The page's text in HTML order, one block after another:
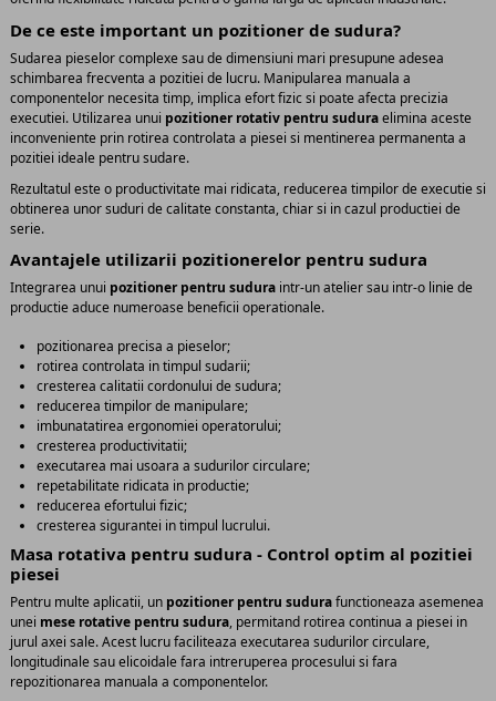
De ce este important un pozitioner de sudura?
Sudarea pieselor complexe sau de dimensiuni mari presupune adesea
schimbarea frecventa a pozitiei de lucru. Manipularea manuala a
componentelor necesita timp, implica efort fizic si poate afecta precizia
executiei. Utilizarea unui pozitioner rotativ pentru suduraelimina aceste
inconveniente prin rotirea controlata a piesei si mentinerea permanenta a
pozitiei ideale pentru sudare.
Rezultatul este o productivitate mai ridicata, reducerea timpilor de executie si
obtinerea unor suduri de calitate constanta, chiar si in cazul productiei de
serie.
Avantajele utilizarii pozitionerelor pentru sudura
Integrarea unui pozitioner pentru sudura intr-un atelier sau intr-o linie de
productie aduce numeroase beneficii operationale.
pozitionarea precisa a pieselor;
rotirea controlata in timpul sudarii;
cresterea calitatii cordonului de sudura;
reducerea timpilor de manipulare;
imbunatatirea ergonomiei operatorului;
cresterea productivitatii;
executarea mai usoara a sudurilor circulare;
repetabilitate ridicata in productie;
reducerea efortului fizic;
cresterea sigurantei in timpul lucrului.
Masa rotativa pentru sudura - Control optim al pozitiei
piesei
Pentru multe aplicatii, un pozitioner pentru sudurafunctioneaza asemenea
unei mese rotative pentru sudura, permitand rotirea continua a piesei in
jurul axei sale. Acest lucru faciliteaza executarea sudurilor circulare,
longitudinale sau elicoidale fara intreruperea procesului si fara
repozitionarea manuala a componentelor.